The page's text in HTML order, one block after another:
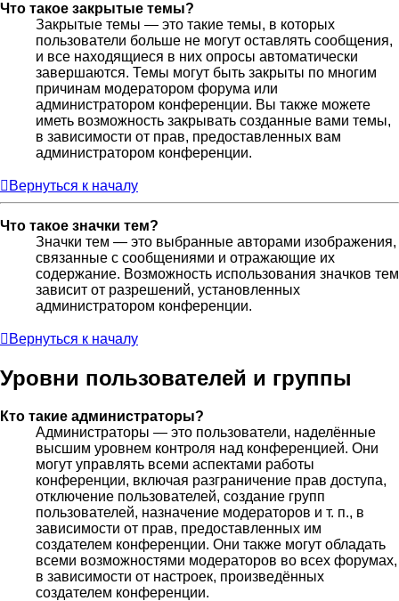
Что такое закрытые темы?
Закрытые темы — это такие темы, в которых
пользователи больше не могут оставлять сообщения,
и все находящиеся в них опросы автоматически
завершаются. Темы могут быть закрыты по многим
причинам модератором форума или
администратором конференции. Вы также можете
иметь возможность закрывать созданные вами темы,
в зависимости от прав, предоставленных вам
администратором конференции.
Вернуться к началу
Что такое значки тем?
Значки тем — это выбранные авторами изображения,
связанные с сообщениями и отражающие их
содержание. Возможность использования значков тем
зависит от разрешений, установленных
администратором конференции.
Вернуться к началу
Уровни пользователей и группы
Кто такие администраторы?
Администраторы — это пользователи, наделённые
высшим уровнем контроля над конференцией. Они
могут управлять всеми аспектами работы
конференции, включая разграничение прав доступа,
отключение пользователей, создание групп
пользователей, назначение модераторов и т. п., в
зависимости от прав, предоставленных им
создателем конференции. Они также могут обладать
всеми возможностями модераторов во всех форумах,
в зависимости от настроек, произведённых
создателем конференции.